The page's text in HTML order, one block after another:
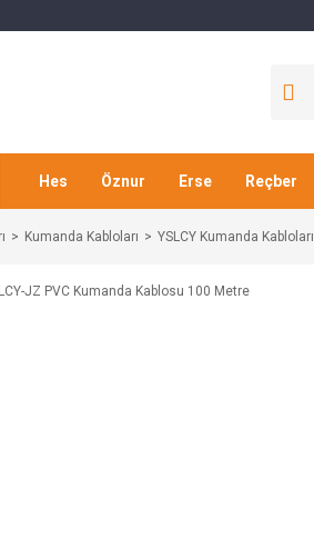
Hes Öznur Erse Reçber
Kumanda Kabloları YSLCY Kumanda Kabloları